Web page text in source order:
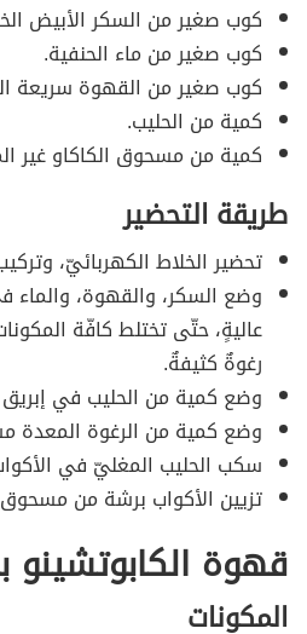
كوب صغير من السكر الأبيض
كوب صغير من ماء الحنفية.
كوب صغير من القهوة سريعة
كمية من الحليب.
كمية من مسحوق الكاكاو غير
طريقة التحضير
تحضير الخلاط الكهربائيّ،
وضع السكر، والقهوة،
عاليةٍ، حتّى تختلط كافّة
رغوةٌ كثيفةٌ.
وضع كمية من الحليب في
وضع كمية من الرغوة المعدة
سكب الحليب المغليّ في
تزيين الأكواب برشة من مسحوق
قهوة الكابوتشينو
المكونات